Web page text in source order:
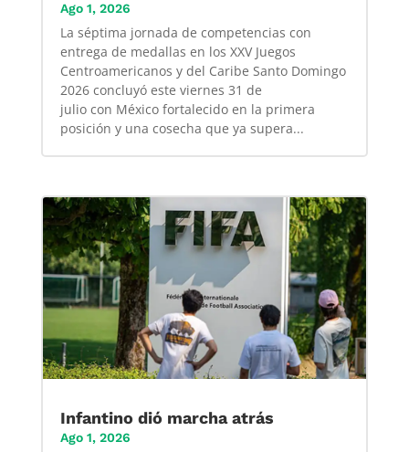
Ago 1, 2026
La séptima jornada de competencias con
entrega de medallas en los XXV Juegos
Centroamericanos y del Caribe Santo Domingo
2026 concluyó este viernes 31 de
julio con México fortalecido en la primera
posición y una cosecha que ya supera...
Infantino dió marcha atrás
Ago 1, 2026